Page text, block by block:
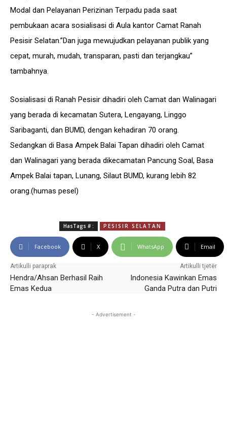
Modal dan Pelayanan Perizinan Terpadu pada saat
pembukaan acara sosialisasi di Aula kantor Camat Ranah
Pesisir Selatan.”Dan juga mewujudkan pelayanan publik yang
cepat, murah, mudah, transparan, pasti dan terjangkau”
tambahnya.
Sosialisasi di Ranah Pesisir dihadiri oleh Camat dan Walinagari
yang berada di kecamatan Sutera, Lengayang, Linggo
Saribaganti, dan BUMD, dengan kehadiran 70 orang.
Sedangkan di Basa Ampek Balai Tapan dihadiri oleh Camat
dan Walinagari yang berada dikecamatan Pancung Soal, Basa
Ampek Balai tapan, Lunang, Silaut BUMD, kurang lebih 82
orang.(humas pesel)
HasTags # : PESISIR SELATAN
Facebook X WhatsApp Email
Artikulli paraprak
Hendra/Ahsan Berhasil Raih
Emas Kedua
Artikulli tjetër
Indonesia Kawinkan Emas
Ganda Putra dan Putri
- Advertisement -